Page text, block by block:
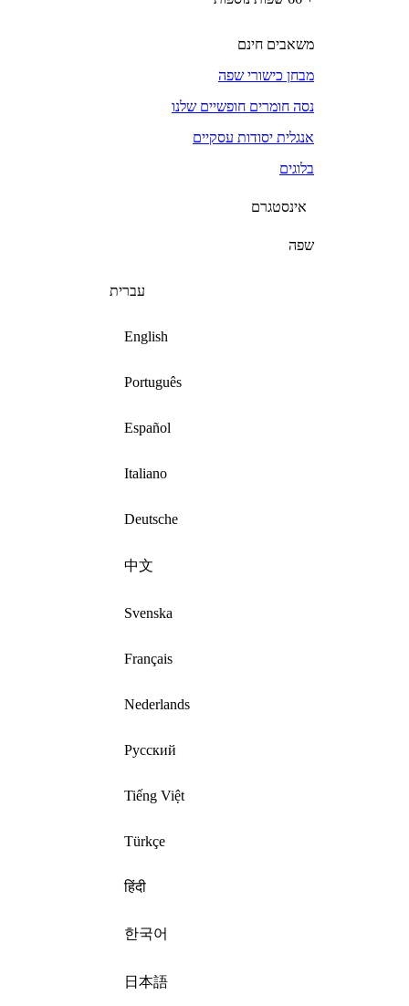
משאבים חינם
מבחן כישורי שפה
נסה חומרים חופשיים שלנו
אנגלית יסודות עסקיים
בלוגים
אינסטגרם
שפה
עברית
English
Português
Español
Italiano
Deutsche
中文
Svenska
Français
Nederlands
Русский
Tiếng Việt
Türkçe
हिंदी
한국어
日本語